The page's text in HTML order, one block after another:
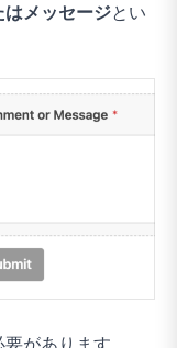
はメッセージとい
があります。